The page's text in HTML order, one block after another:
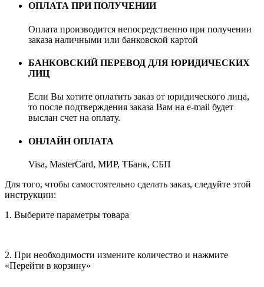
ОПЛАТА ПРИ ПОЛУЧЕНИИ
Оплата производится непосредственно при получении
заказа наличными или банковской картой
БАНКОВСКИЙ ПЕРЕВОД ДЛЯ ЮРИДИЧЕСКИХ
ЛИЦ
Если Вы хотите оплатить заказ от юридического лица,
то после подтверждения заказа Вам на e-mail будет
выслан счет на оплату.
ОНЛАЙН ОПЛАТА
Visa, MasterCard, МИР, ТБанк, СБП
Для того, чтобы самостоятельно сделать заказ, следуйте этой
инструкции:
1. Выберите параметры товара
2. При необходимости измените количество и нажмите
«Перейти в корзину»